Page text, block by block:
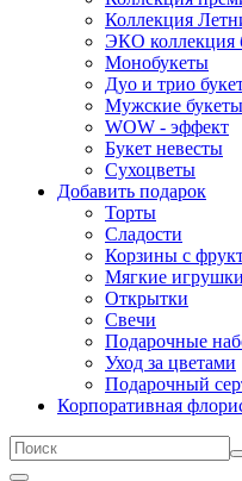
Коллекция
ЭКО коллекция
Монобукеты
Дуо и трио
Мужские букеты
WOW - эффект
Букет невесты
Сухоцветы
Добавить подарок
Торты
Сладости
Корзины с
Мягкие игрушки
Открытки
Свечи
Подарочные
Уход за цветами
Подарочный
Корпоративная